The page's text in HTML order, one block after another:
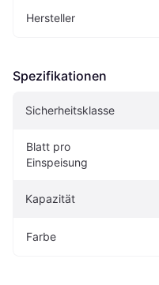
Hersteller
Spezifikationen
Sicherheitsklasse
Blatt pro
Einspeisung
Kapazität
Farbe